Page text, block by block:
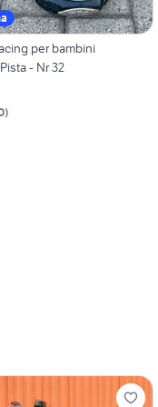
per bambini
- Nr 32
)